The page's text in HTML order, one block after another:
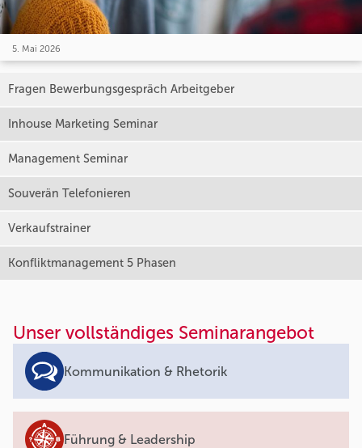
5. Mai 2026
Fragen Bewerbungsgespräch Arbeitgeber
Inhouse Marketing Seminar
Management Seminar
Souverän Telefonieren
Verkaufstrainer
Konfliktmanagement 5 Phasen
Unser vollständiges Seminarangebot
Kommunikation & Rhetorik
Führung & Leadership